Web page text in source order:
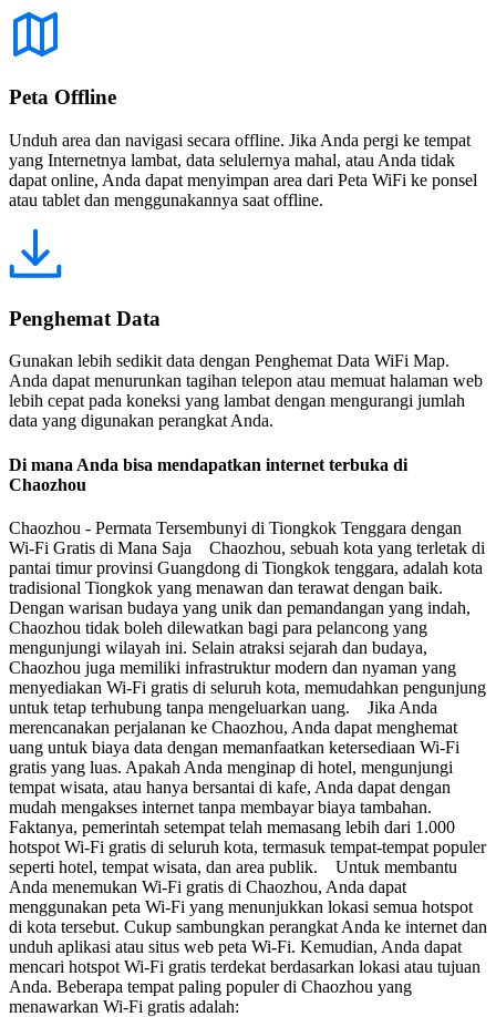
Peta Offline
Unduh area dan navigasi secara offline. Jika Anda pergi ke tempat
yang Internetnya lambat, data selulernya mahal, atau Anda tidak
dapat online, Anda dapat menyimpan area dari Peta WiFi ke ponsel
atau tablet dan menggunakannya saat offline.
Penghemat Data
Gunakan lebih sedikit data dengan Penghemat Data WiFi Map.
Anda dapat menurunkan tagihan telepon atau memuat halaman web
lebih cepat pada koneksi yang lambat dengan mengurangi jumlah
data yang digunakan perangkat Anda.
Di mana Anda bisa mendapatkan internet terbuka di
Chaozhou
Chaozhou - Permata Tersembunyi di Tiongkok Tenggara dengan
Wi-Fi Gratis di Mana Saja Chaozhou, sebuah kota yang terletak di
pantai timur provinsi Guangdong di Tiongkok tenggara, adalah kota
tradisional Tiongkok yang menawan dan terawat dengan baik.
Dengan warisan budaya yang unik dan pemandangan yang indah,
Chaozhou tidak boleh dilewatkan bagi para pelancong yang
mengunjungi wilayah ini. Selain atraksi sejarah dan budaya,
Chaozhou juga memiliki infrastruktur modern dan nyaman yang
menyediakan Wi-Fi gratis di seluruh kota, memudahkan pengunjung
untuk tetap terhubung tanpa mengeluarkan uang. Jika Anda
merencanakan perjalanan ke Chaozhou, Anda dapat menghemat
uang untuk biaya data dengan memanfaatkan ketersediaan Wi-Fi
gratis yang luas. Apakah Anda menginap di hotel, mengunjungi
tempat wisata, atau hanya bersantai di kafe, Anda dapat dengan
mudah mengakses internet tanpa membayar biaya tambahan.
Faktanya, pemerintah setempat telah memasang lebih dari 1.000
hotspot Wi-Fi gratis di seluruh kota, termasuk tempat-tempat populer
seperti hotel, tempat wisata, dan area publik. Untuk membantu
Anda menemukan Wi-Fi gratis di Chaozhou, Anda dapat
menggunakan peta Wi-Fi yang menunjukkan lokasi semua hotspot
di kota tersebut. Cukup sambungkan perangkat Anda ke internet dan
unduh aplikasi atau situs web peta Wi-Fi. Kemudian, Anda dapat
mencari hotspot Wi-Fi gratis terdekat berdasarkan lokasi atau tujuan
Anda. Beberapa tempat paling populer di Chaozhou yang
menawarkan Wi-Fi gratis adalah: